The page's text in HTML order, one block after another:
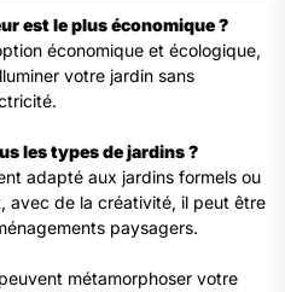
est le plus économique ?
économique et écologique,
votre jardin sans
les types de jardins ?
adapté aux jardins formels ou
avec de la créativité, il peut être
paysagers.​
métamorphoser votre